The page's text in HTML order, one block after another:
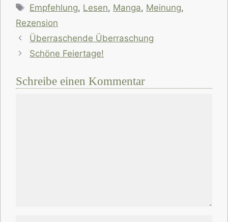
Schlagwörter
Empfehlung, Lesen, Manga, Meinung,
Rezension
Überraschende Überraschung
Schöne Feiertage!
Schreibe einen Kommentar